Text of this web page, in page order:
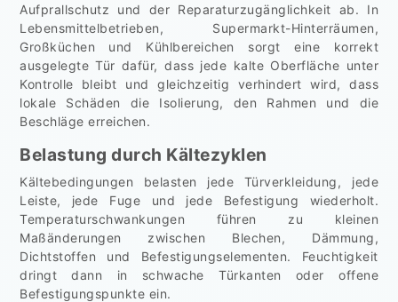
Aufprallschutz und der Reparaturzugänglichkeit ab. In
Lebensmittelbetrieben, Supermarkt-Hinterräumen,
Großküchen und Kühlbereichen sorgt eine korrekt
ausgelegte Tür dafür, dass jede kalte Oberfläche unter
Kontrolle bleibt und gleichzeitig verhindert wird, dass
lokale Schäden die Isolierung, den Rahmen und die
Beschläge erreichen.
Belastung durch Kältezyklen
Kältebedingungen belasten jede Türverkleidung, jede
Leiste, jede Fuge und jede Befestigung wiederholt.
Temperaturschwankungen führen zu kleinen
Maßänderungen zwischen Blechen, Dämmung,
Dichtstoffen und Befestigungselementen. Feuchtigkeit
dringt dann in schwache Türkanten oder offene
Befestigungspunkte ein.